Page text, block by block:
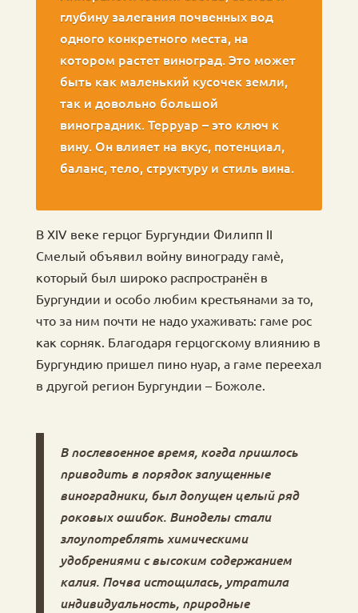
глубину залегания почвенных вод
одного конкретного места, на
котором растет виноград. Это может
быть как маленький кусочек земли,
так и довольно большой
виноградник. Терруар – это ключ к
вину. Он влияет на вкус, потенциал,
баланс, тело, структуру и стиль вина.
В XIV веке герцог Бургундии Филипп II
Смелый объявил войну винограду гамè,
который был широко распространён в
Бургундии и особо любим крестьянами за то,
что за ним почти не надо ухаживать: гаме рос
как сорняк. Благодаря герцогскому влиянию в
Бургундию пришел пино нуар, а гаме переехал
в другой регион Бургундии – Божоле.
В послевоенное время, когда пришлось
приводить в порядок запущенные
виноградники, был допущен целый ряд
роковых ошибок. Виноделы стали
злоупотреблять химическими
удобрениями с высоким содержанием
калия. Почва истощилась, утратила
индивидуальность, природные